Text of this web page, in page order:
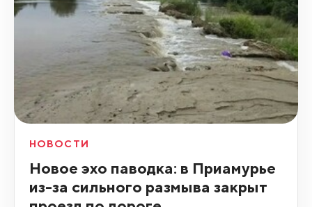
НОВОСТИ
Новое эхо паводка: в Приамурье
из-за сильного размыва закрыт